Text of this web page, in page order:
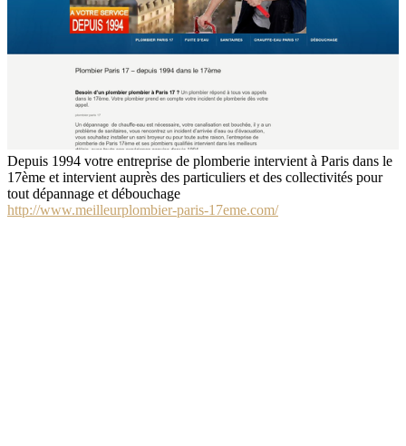
Depuis 1994 votre entreprise de plomberie intervient à Paris dans le
17ème et intervient auprès des particuliers et des collectivités pour
tout dépannage et débouchage
http://www.meilleurplombier-paris-17eme.com/